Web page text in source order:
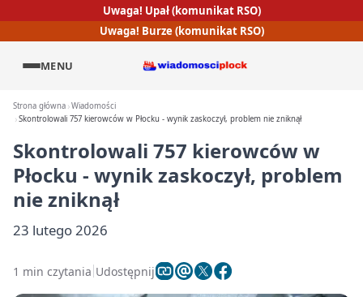
Uwaga! Upał (komunikat RSO)
Uwaga! Burze (komunikat RSO)
MENU
Strona główna Wiadomości
Skontrolowali 757 kierowców w Płocku - wynik zaskoczył, problem nie zniknął
Skontrolowali 757 kierowców w
Płocku - wynik zaskoczył, problem
nie zniknął
23 lutego 2026
1 min czytania Udostępnij